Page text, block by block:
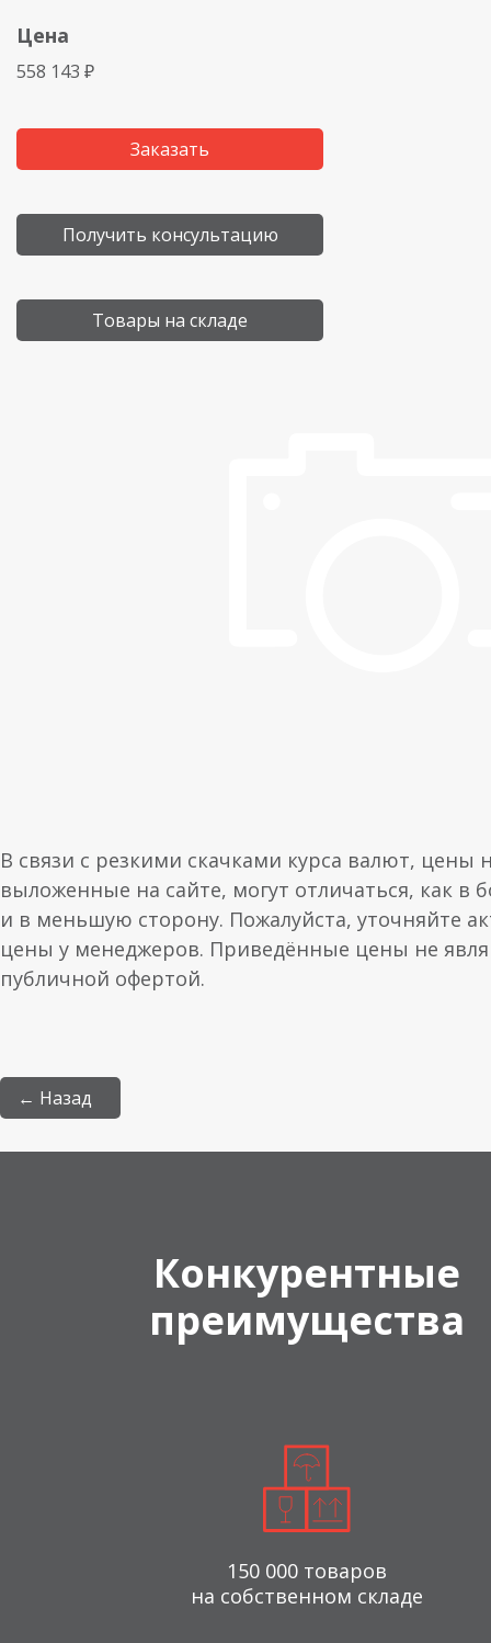
Цена
558 143 ₽
Заказать
Получить консультацию
Товары на складе
В связи с резкими скачками курса валют, цены
выложенные на сайте, могут отличаться, как в
и в меньшую сторону. Пожалуйста, уточняйте
цены у менеджеров. Приведённые цены не
публичной офертой.
← Назад
Конкурентные
преимущества
150 000 товаров
на собственном складе